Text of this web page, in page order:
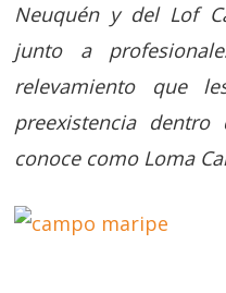
Neuquén y del Lof
junto a
relevamiento que
preexistencia
conoce como Loma